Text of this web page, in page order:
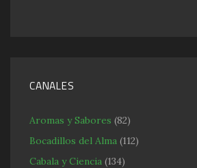
CANALES
Aromas y Sabores (82)
Bocadillos del Alma (112)
Cabala y Ciencia (134)